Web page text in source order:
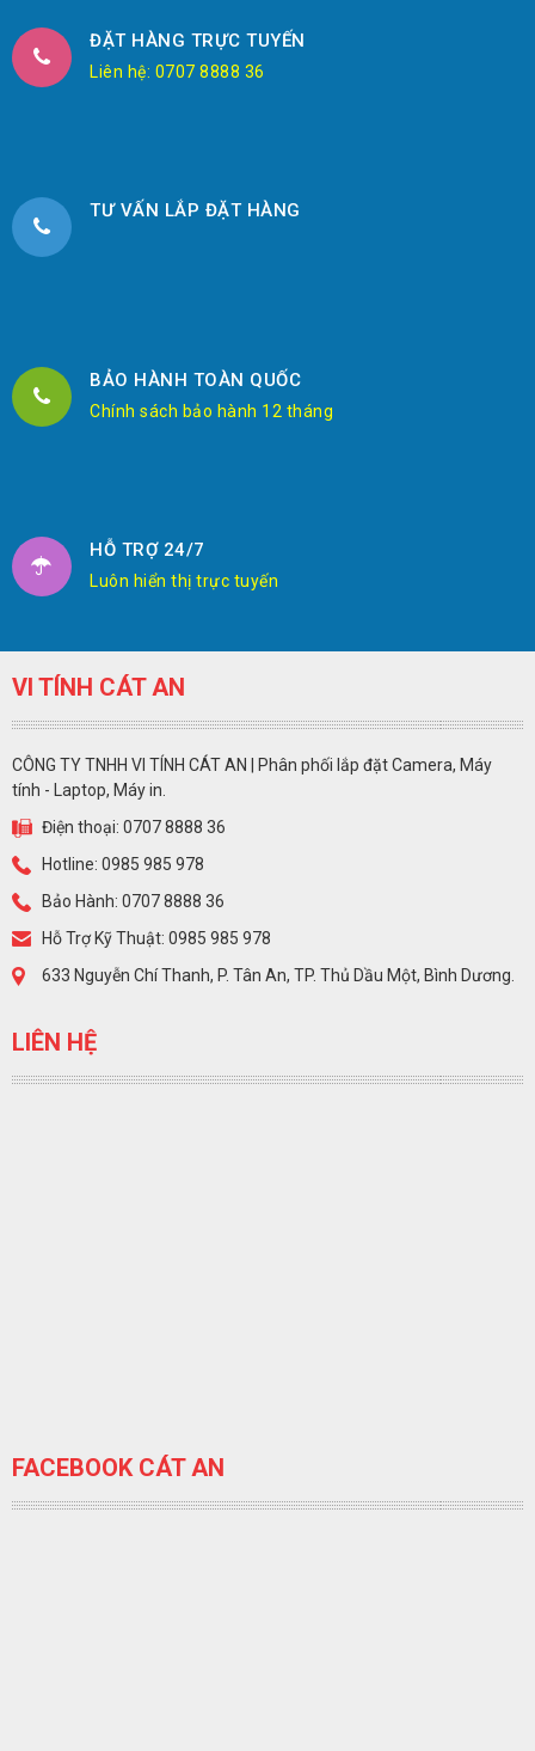
ĐẶT HÀNG TRỰC TUYẾN
Liên hệ: 0707 8888 36
TƯ VẤN LẮP ĐẶT HÀNG
BẢO HÀNH TOÀN QUỐC
Chính sách bảo hành 12 tháng
HỖ TRỢ 24/7
Luôn hiển thị trực tuyến
VI TÍNH CÁT AN
CÔNG TY TNHH VI TÍNH CÁT AN | Phân phối lắp đặt Camera, Máy
tính - Laptop, Máy in.
Điện thoại: 0707 8888 36
Hotline: 0985 985 978
Bảo Hành: 0707 8888 36
Hỗ Trợ Kỹ Thuật: 0985 985 978
633 Nguyễn Chí Thanh, P. Tân An, TP. Thủ Dầu Một, Bình Dương.
LIÊN HỆ
FACEBOOK CÁT AN